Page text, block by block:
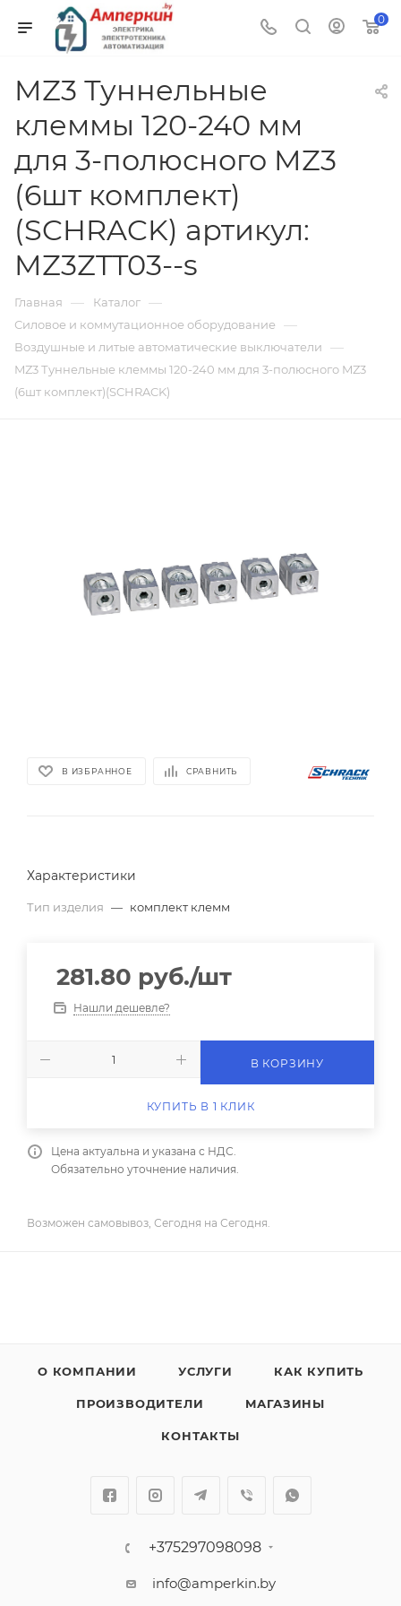
0
MZ3 Туннельные
клеммы 120-240 мм
для 3-полюсного MZ3
(6шт комплект)
(SCHRACK) артикул:
MZ3ZTT03--s
Главная — Каталог —
Силовое и коммутационное оборудование —
Воздушные и литые автоматические выключатели —
MZ3 Туннельные клеммы 120-240 мм для 3-полюсного MZ3
(6шт комплект)(SCHRACK)
В ИЗБРАННОЕ СРАВНИТЬ
Характеристики
Тип изделия — комплект клемм
281.80 руб./шт
Нашли дешевле?
В КОРЗИНУ
КУПИТЬ В 1 КЛИК
Цена актуальна и указана с НДС.
Обязательно уточнение наличия.
Возможен самовывоз, Сегодня на Сегодня.
О КОМПАНИИ УСЛУГИ КАК КУПИТЬ
ПРОИЗВОДИТЕЛИ МАГАЗИНЫ
КОНТАКТЫ
+375297098098
info@amperkin.by